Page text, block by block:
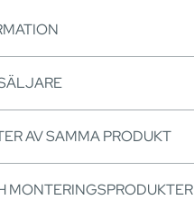
AV SAMMA PRODUKT
MONTERINGSPRODUKTER